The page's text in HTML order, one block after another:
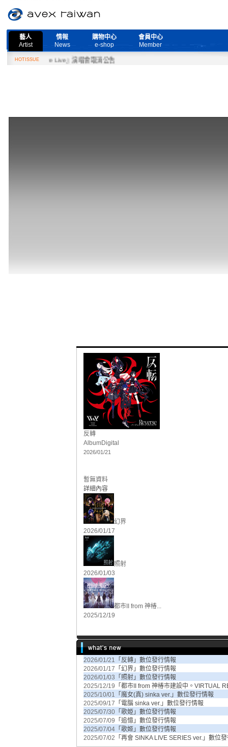
藝人
Artist
情報
News
購物中心
e-shop
會員中心
Member
HOTISSUE
More Live』演唱會取消公告
反轉
AlbumDigital
2026/01/21
暫無資料
詳細內容
幻界
2026/01/17
照射
2026/01/03
都市II from 神椿...
2025/12/19
2026/01/21 「反轉」數位發行情報
2026/01/17 「幻界」數位發行情報
2026/01/03 「照射」數位發行情報
2025/12/19 「都市II from 神椿市建設中。VIRTUAL
2025/10/01 「魔女(真) sinka ver.」數位發行情報
2025/09/17 「電腦 sinka ver.」數位發行情報
2025/07/30「歌姫」數位發行情報
2025/07/09 「追憶」數位發行情報
2025/07/04「歌姬」數位發行情報
2025/07/02 「再會 SINKA LIVE SERIES ver.」數位